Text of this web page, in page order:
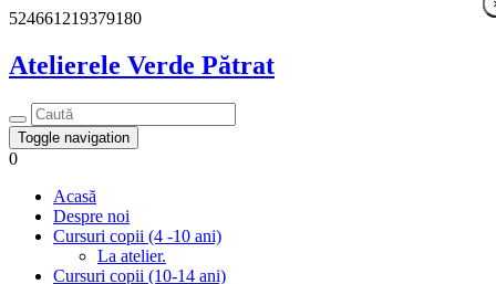
524661219379180
Atelierele Verde Pătrat
Toggle navigation
0
Acasă
Despre noi
Cursuri copii (4 -10 ani)
La atelier.
Cursuri copii (10-14 ani)